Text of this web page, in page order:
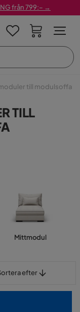
från 799:– →
till modulsoffa
TILL
Mittmodul
efter